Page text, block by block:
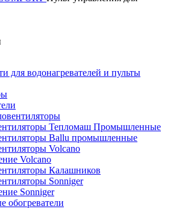
для водонагревателей и пульты
Тепломаш Промышленные
Ballu промышленные
Volcano
Volcano
Калашников
Sonniger
Sonniger
обогреватели